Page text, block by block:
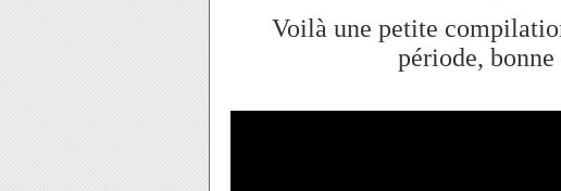
Voilà une petite
période,